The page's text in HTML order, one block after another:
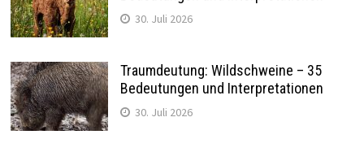
30. Juli 2026
Traumdeutung: Wildschweine – 35
Bedeutungen und Interpretationen
30. Juli 2026